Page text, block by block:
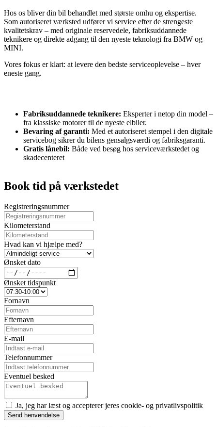
Hos os bliver din bil behandlet med største omhu og ekspertise.
Som autoriseret værksted udfører vi service efter de strengeste
kvalitetskrav – med originale reservedele, fabriksuddannede
teknikere og direkte adgang til den nyeste teknologi fra BMW og
MINI.
Vores fokus er klart: at levere den bedste serviceoplevelse – hver
eneste gang.
Fabriksuddannede teknikere: Eksperter i netop din model –
fra klassiske motorer til de nyeste elbiler.
Bevaring af garanti: Med et autoriseret stempel i den digitale
servicebog sikrer du bilens gensalgsværdi og fabriksgaranti.
Gratis lånebil: Både ved besøg hos serviceværkstedet og
skadecenteret
Book tid på værkstedet
Registreringsnummer
Kilometerstand
Hvad kan vi hjælpe med?
Ønsket dato
Ønsket tidspunkt
Fornavn
Efternavn
E-mail
Telefonnummer
Eventuel besked
Ja, jeg har læst og accepterer jeres cookie- og privatlivspolitik
Send henvendelse